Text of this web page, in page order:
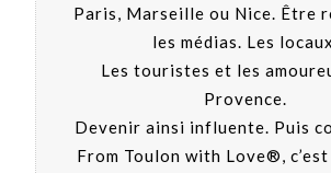
Paris, Marseille ou Nice. Être
les médias. Les
Les touristes et les
Provence.
Devenir ainsi influente. Puis
From Toulon with Love®, c’est